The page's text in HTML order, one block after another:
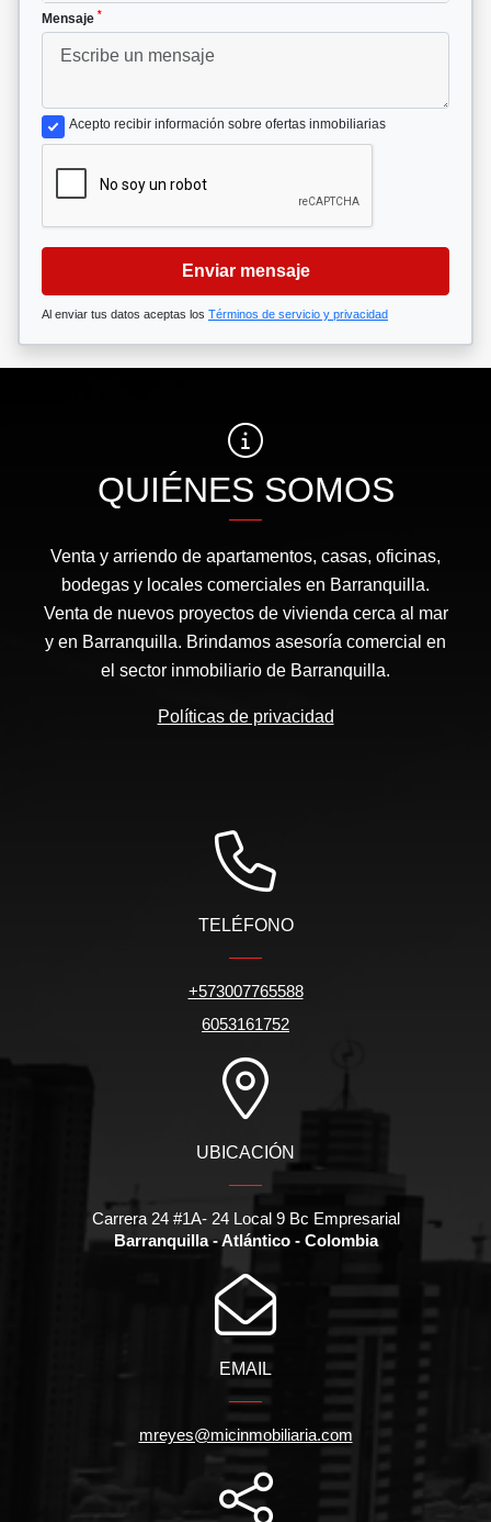
Mensaje *
Acepto recibir información sobre ofertas inmobiliarias
Enviar mensaje
Al enviar tus datos aceptas los Términos de servicio y privacidad
QUIÉNES SOMOS
Venta y arriendo de apartamentos, casas, oficinas,
bodegas y locales comerciales en Barranquilla.
Venta de nuevos proyectos de vivienda cerca al mar
y en Barranquilla. Brindamos asesoría comercial en
el sector inmobiliario de Barranquilla.
Políticas de privacidad
TELÉFONO
+573007765588
6053161752
UBICACIÓN
Carrera 24 #1A- 24 Local 9 Bc Empresarial
Barranquilla - Atlántico - Colombia
EMAIL
mreyes@micinmobiliaria.com